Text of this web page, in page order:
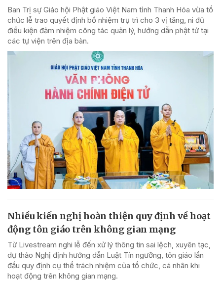
Ban Trị sự Giáo hội Phật giáo Việt Nam tỉnh Thanh Hóa vừa tổ
chức lễ trao quyết định bổ nhiệm trụ trì cho 3 vị tăng, ni đủ
điều kiện đảm nhiệm công tác quản lý, hướng dẫn phật tử tại
các tự viện trên địa bàn.
Nhiều kiến nghị hoàn thiện quy định về hoạt
động tôn giáo trên không gian mạng
Từ Livestream nghi lễ đến xử lý thông tin sai lệch, xuyên tạc,
dự thảo Nghị định hướng dẫn Luật Tín ngưỡng, tôn giáo lần
đầu quy định cụ thể trách nhiệm của tổ chức, cá nhân khi
hoạt động trên không gian mạng.